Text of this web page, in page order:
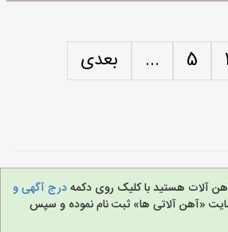
5
...
بعدی
آلات هستید با کلیک روی دکمهدرج آگهی و
«آهن آلاتی ها» ثبت نام نموده و سپس